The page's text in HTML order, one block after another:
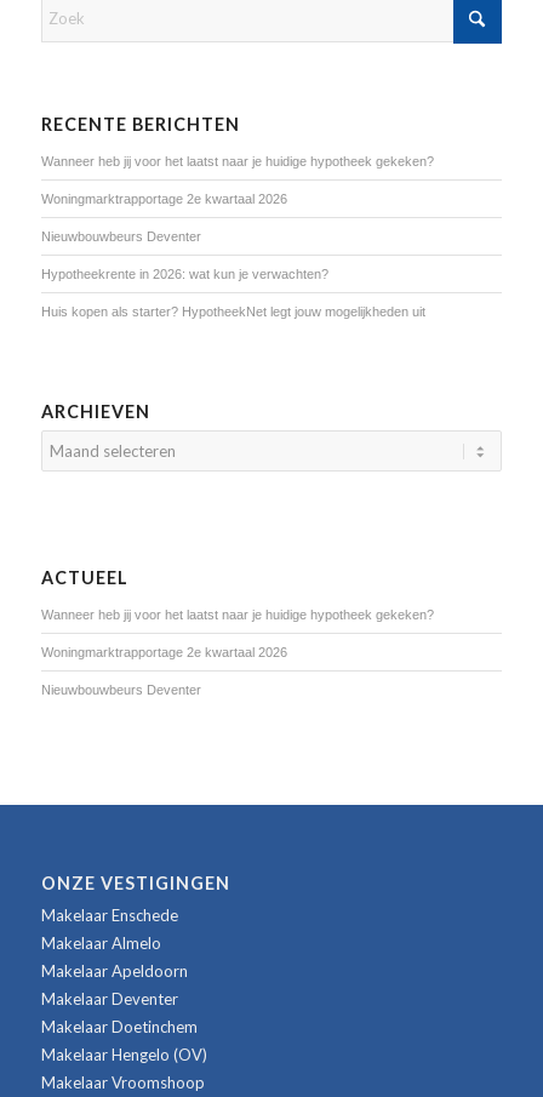
RECENTE BERICHTEN
Wanneer heb jij voor het laatst naar je huidige hypotheek gekeken?
Woningmarktrapportage 2e kwartaal 2026
Nieuwbouwbeurs Deventer
Hypotheekrente in 2026: wat kun je verwachten?
Huis kopen als starter? HypotheekNet legt jouw mogelijkheden uit
ARCHIEVEN
ACTUEEL
Wanneer heb jij voor het laatst naar je huidige hypotheek gekeken?
Woningmarktrapportage 2e kwartaal 2026
Nieuwbouwbeurs Deventer
ONZE VESTIGINGEN
Makelaar Enschede
Makelaar Almelo
Makelaar Apeldoorn
Makelaar Deventer
Makelaar Doetinchem
Makelaar Hengelo (OV)
Makelaar Vroomshoop